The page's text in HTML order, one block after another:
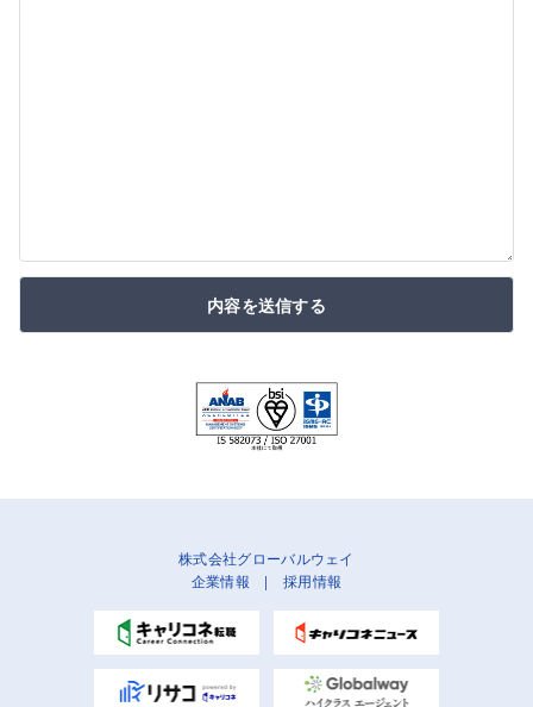
内容を送信する
株式会社グローバルウェイ
企業情報 | 採用情報